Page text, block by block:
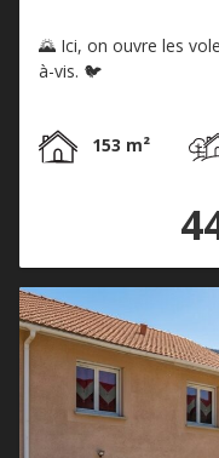
🌄 Ici, on ouvre les
à-vis. 🐦
153 m²